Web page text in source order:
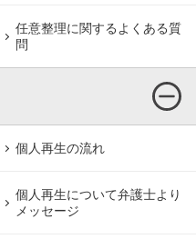
任意整理に関するよくある質
問
個人再生の流れ
個人再生について弁護士より
メッセージ